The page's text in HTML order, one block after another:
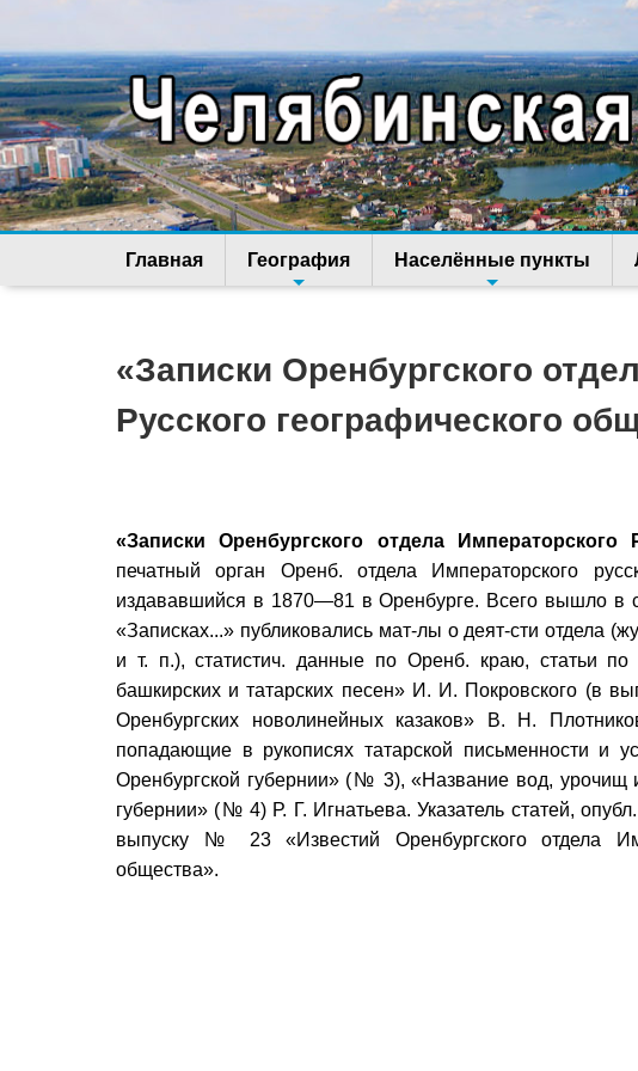
Главная География Населённые пункты
«Записки Оренбургского
Русского географического
«Записки Оренбургского отдела Императорского
печатный орган Оренб. отдела Императорского
издававшийся в 1870—81 в Оренбурге. Всего вышло в
«Записках...» публиковались мат-лы о деят-сти отдела
и т. п.), статистич. данные по Оренб. краю, статьи
башкирских и татарских песен» И. И. Покровского (в
Оренбургских новолинейных казаков» В. Н.
попадающие в рукописях татарской письменности и
Оренбургской губернии» (№ 3), «Название вод, урочищ
губернии» (№ 4) Р. Г. Игнатьева. Указатель статей,
выпуску № 23 «Известий Оренбургского отдела
общества».